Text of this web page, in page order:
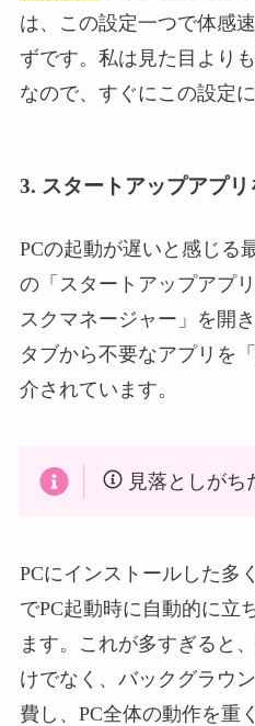
は、この設定一つで体感
ずです。私は見た目より
なので、すぐにこの設定
3. スタートアップアプ
PCの起動が遅いと感じる
の「スタートアップアプ
スクマネージャー」を開
タブから不要なアプリを
介されています。
見落としがち
PCにインストールした多
でPC起動時に自動的に立
ます。これが多すぎると
けでなく、バックグラウ
費し、PC全体の動作を重